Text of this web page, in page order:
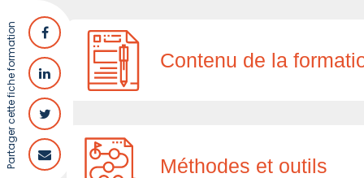
Partager cette fiche formation Contenu de la
Méthodes et outils